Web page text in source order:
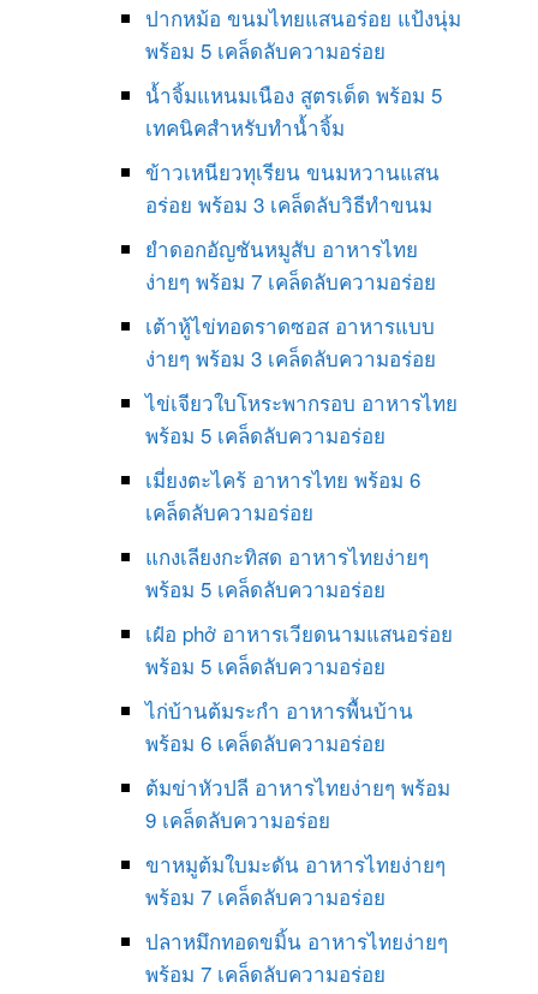
ปากหม้อ ขนมไทยแสนอร่อย แป้งนุ่ม
พร้อม 5 เคล็ดลับความอร่อย
น้ำจิ้มแหนมเนือง สูตรเด็ด พร้อม 5
เทคนิคสำหรับทำน้ำจิ้ม
ข้าวเหนียวทุเรียน ขนมหวานแสน
อร่อย พร้อม 3 เคล็ดลับวิธีทำขนม
ยำดอกอัญชันหมูสับ อาหารไทย
ง่ายๆ พร้อม 7 เคล็ดลับความอร่อย
เต้าหู้ไข่ทอดราดซอส อาหารแบบ
ง่ายๆ พร้อม 3 เคล็ดลับความอร่อย
ไข่เจียวใบโหระพากรอบ อาหารไทย
พร้อม 5 เคล็ดลับความอร่อย
เมี่ยงตะไคร้ อาหารไทย พร้อม 6
เคล็ดลับความอร่อย
แกงเลียงกะทิสด อาหารไทยง่ายๆ
พร้อม 5 เคล็ดลับความอร่อย
เฝ๋อ phở อาหารเวียดนามแสนอร่อย
พร้อม 5 เคล็ดลับความอร่อย
ไก่บ้านต้มระกำ อาหารพื้นบ้าน
พร้อม 6 เคล็ดลับความอร่อย
ต้มข่าหัวปลี อาหารไทยง่ายๆ พร้อม
9 เคล็ดลับความอร่อย
ขาหมูต้มใบมะดัน อาหารไทยง่ายๆ
พร้อม 7 เคล็ดลับความอร่อย
ปลาหมึกทอดขมิ้น อาหารไทยง่ายๆ
พร้อม 7 เคล็ดลับความอร่อย